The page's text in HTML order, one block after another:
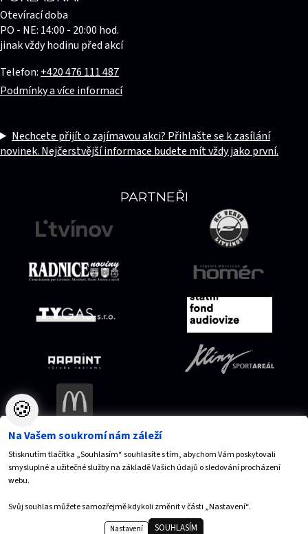
VytvořiloAnawe,© 2026 SPORTaS, s.r.o.
Mapa serveru Přístupnost
Ochrana osobních údajů
PARTNEŘI
Otevírací doba
PO - NE: 14:00 - 20:00 hod.
jinak vždy hodinu před akcí
Telefon: +420 476 111 487
Podmínky a více informací
Nechcete přijít o zajímavou akci? Přihlašte se k zasílání
novinek. Nejčerstvější informace budete mít vždy jako první.
🍪
Na Vašem soukromí nám záleží
Stisknutím tlačítka „Souhlasím“ souhlasíte s tím, abychom Vám poskytovali
smysluplné a užitečné služby na základě Vašich údajů o sledování procházení
webu.
Svůj souhlas můžete samozřejmě kdykoli změnit v části „Nastavení“.
Nastavení
SOUHLASÍM